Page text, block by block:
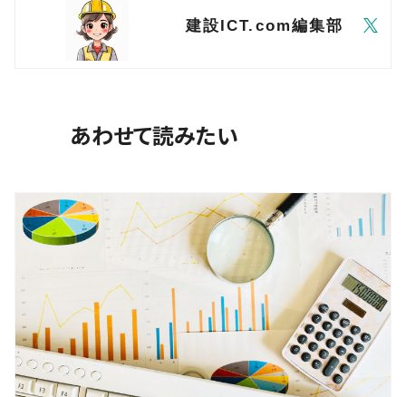
建設ICT.com編集部
あわせて読みたい